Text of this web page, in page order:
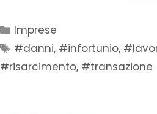
Imprese
#danni, #infortunio,
#risarcimento, #transazione